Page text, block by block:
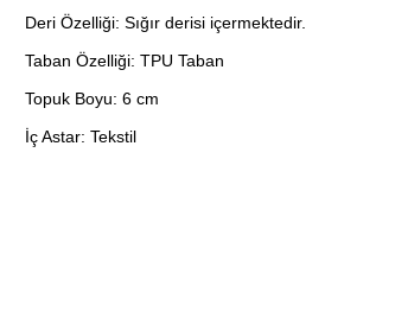
Deri Özelliği: Sığır derisi içermektedir.
Taban Özelliği: TPU Taban
Topuk Boyu: 6 cm
İç Astar: Tekstil